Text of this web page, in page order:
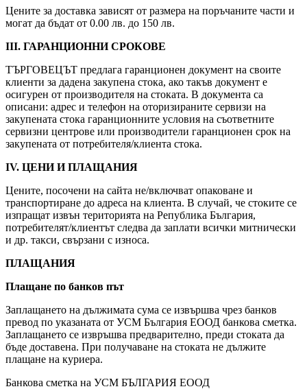
Цените за доставка зависят от размера на поръчаните части и
могат да бъдат от 0.00 лв. до 150 лв.
III. ГАРАНЦИОННИ СРОКОВЕ
ТЪРГОВЕЦЪТ предлага гаранционен документ на своите
клиенти за дадена закупена стока, ако такъв документ е
осигурен от производителя на стоката. В документа са
описани: адрес и телефон на оторизираните сервизи на
закупената стока гаранционните условия на съответните
сервизни центрове или производители гаранционен срок на
закупената от потребителя/клиента стока.
IV. ЦЕНИ И ПЛАЩАНИЯ
Цените, посочени на сайта не/включват опаковане и
транспортиране до адреса на клиента. В случай, че стоките се
изпращат извън територията на Република България,
потребителят/клиентът следва да заплати всички митнически
и др. такси, свързани с износа.
ПЛАЩАНИЯ
Плащане по банков път
Заплащането на дължимата сума се извършва чрез банков
превод по указаната от УСМ България ЕООД банкова сметка.
Заплащането се извръшва предварително, преди стоката да
бъде доставена. При получаване на стоката не дължите
плащане на куриера.
Банкова сметка на УСМ БЪЛГАРИЯ ЕООД